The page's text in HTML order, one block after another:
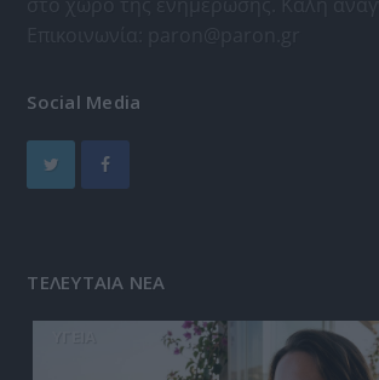
Social Media
ΤΕΛΕΥΤΑΙΑ ΝΕΑ